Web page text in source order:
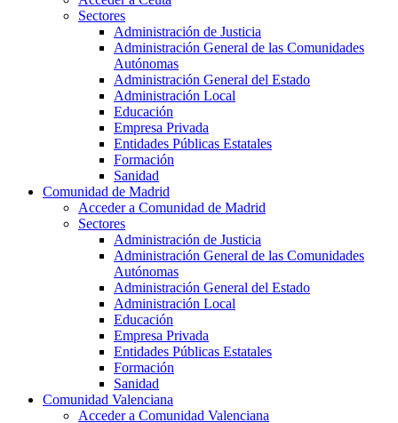
Sectores
Administración de Justicia
Administración General de las Comunidades
Autónomas
Administración General del Estado
Administración Local
Educación
Empresa Privada
Entidades Públicas Estatales
Formación
Sanidad
Comunidad de Madrid
Acceder a Comunidad de Madrid
Sectores
Administración de Justicia
Administración General de las Comunidades
Autónomas
Administración General del Estado
Administración Local
Educación
Empresa Privada
Entidades Públicas Estatales
Formación
Sanidad
Comunidad Valenciana
Acceder a Comunidad Valenciana